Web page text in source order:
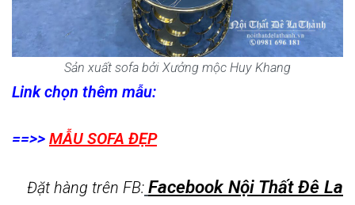
Sản xuất sofa bởi Xưởng mộc Huy Khang
Link chọn thêm mẫu:
==>> MẪU SOFA ĐẸP
Đặt hàng trên FB: Facebook Nội Thất Đê La